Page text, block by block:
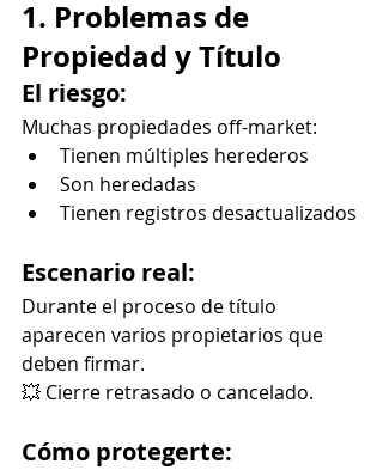
1. Problemas de
Propiedad y Título
El riesgo:
Muchas propiedades off-market:
Tienen múltiples herederos
Son heredadas
Tienen registros desactualizados
Escenario real:
Durante el proceso de título
aparecen varios propietarios que
deben firmar.
💥 Cierre retrasado o cancelado.
Cómo protegerte: